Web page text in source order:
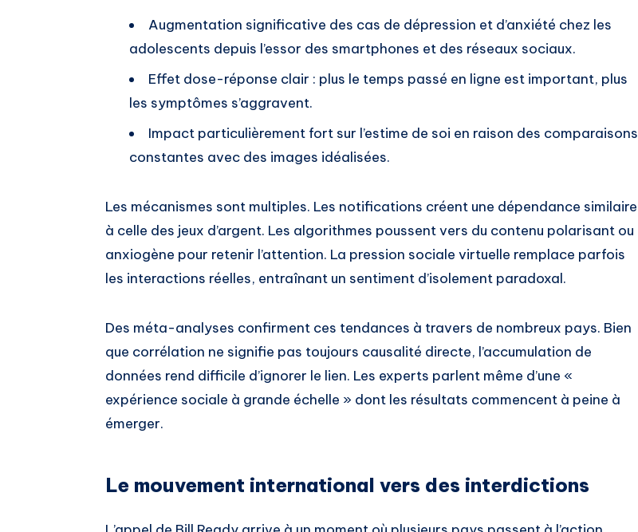
Augmentation significative des cas de dépression et d’anxiété chez les
adolescents depuis l’essor des smartphones et des réseaux sociaux.
Effet dose-réponse clair : plus le temps passé en ligne est important, plus
les symptômes s’aggravent.
Impact particulièrement fort sur l’estime de soi en raison des comparaisons
constantes avec des images idéalisées.
Les mécanismes sont multiples. Les notifications créent une dépendance similaire
à celle des jeux d’argent. Les algorithmes poussent vers du contenu polarisant ou
anxiogène pour retenir l’attention. La pression sociale virtuelle remplace parfois
les interactions réelles, entraînant un sentiment d’isolement paradoxal.
Des méta-analyses confirment ces tendances à travers de nombreux pays. Bien
que corrélation ne signifie pas toujours causalité directe, l’accumulation de
données rend difficile d’ignorer le lien. Les experts parlent même d’une «
expérience sociale à grande échelle » dont les résultats commencent à peine à
émerger.
Le mouvement international vers des interdictions